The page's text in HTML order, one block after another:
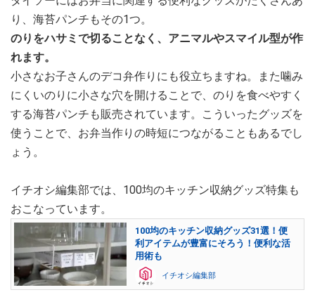
り、海苔パンチもその1つ。
のりをハサミで切ることなく、アニマルやスマイル型が作
れます。
小さなお子さんのデコ弁作りにも役立ちますね。また噛み
にくいのりに小さな穴を開けることで、のりを食べやすく
する海苔パンチも販売されています。こういったグッズを
使うことで、お弁当作りの時短につながることもあるでし
ょう。
イチオシ編集部では、100均のキッチン収納グッズ特集も
おこなっています。
100均のキッチン収納グッズ31選！便
利アイテムが豊富にそろう！便利な活
用術も
イチオシ編集部